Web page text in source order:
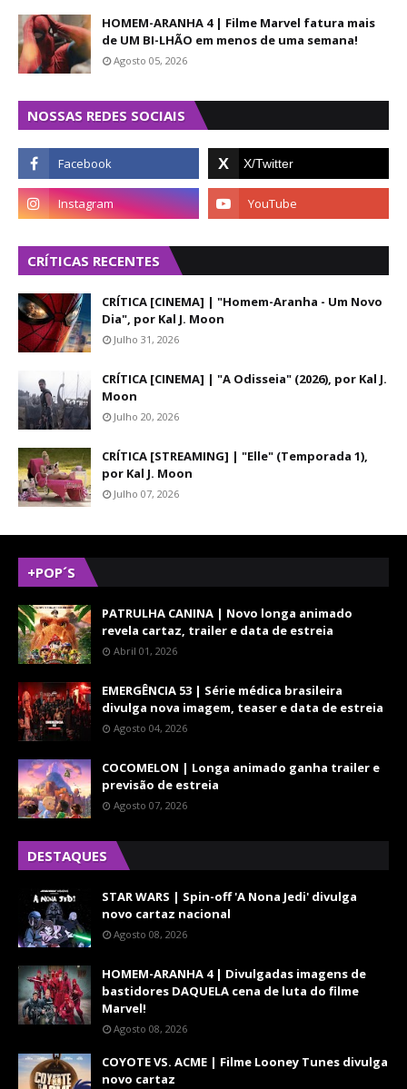
HOMEM-ARANHA 4 | Filme Marvel fatura mais
de UM BI-LHÃO em menos de uma semana!
Agosto 05, 2026
NOSSAS REDES SOCIAIS
CRÍTICAS RECENTES
CRÍTICA [CINEMA] | "Homem-Aranha - Um Novo
Dia", por Kal J. Moon
Julho 31, 2026
CRÍTICA [CINEMA] | "A Odisseia" (2026), por Kal J.
Moon
Julho 20, 2026
CRÍTICA [STREAMING] | "Elle" (Temporada 1),
por Kal J. Moon
Julho 07, 2026
+POP´S
PATRULHA CANINA | Novo longa animado
revela cartaz, trailer e data de estreia
Abril 01, 2026
EMERGÊNCIA 53 | Série médica brasileira
divulga nova imagem, teaser e data de estreia
Agosto 04, 2026
COCOMELON | Longa animado ganha trailer e
previsão de estreia
Agosto 07, 2026
DESTAQUES
STAR WARS | Spin-off 'A Nona Jedi' divulga
novo cartaz nacional
Agosto 08, 2026
HOMEM-ARANHA 4 | Divulgadas imagens de
bastidores DAQUELA cena de luta do filme
Marvel!
Agosto 08, 2026
COYOTE VS. ACME | Filme Looney Tunes divulga
novo cartaz